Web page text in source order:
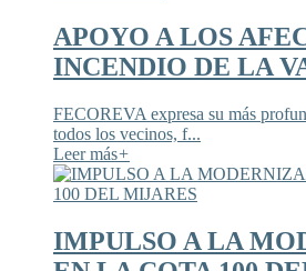
APOYO A LOS
INCENDIO DE LA
FECOREVA expresa su más
todos los vecinos, f...
Leer más+
IMPULSO A LA